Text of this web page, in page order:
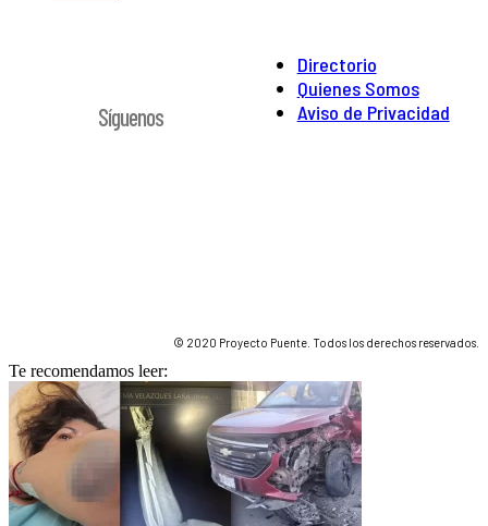
Directorio
Quienes Somos
Aviso de Privacidad
Síguenos
© 2020 Proyecto Puente. Todos los derechos reservados.
Te recomendamos leer: